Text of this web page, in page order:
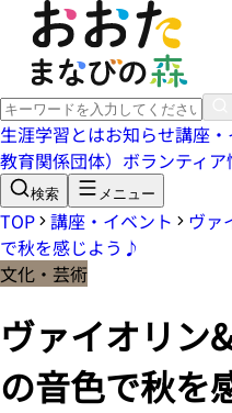
生涯学習とはお知らせ講座
教育関係団体） ボランティア
検索 メニュー
TOP 講座・イベント
ヴァ
で秋を感じよう♪
文化・芸術
ヴァイオリン
の音色で秋を